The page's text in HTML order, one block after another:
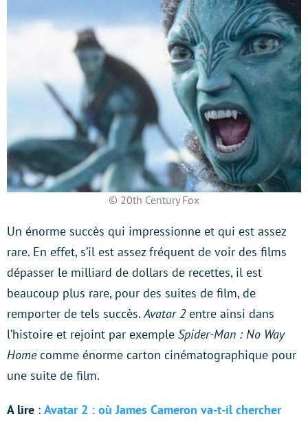
© 20th Century Fox
Un énorme succès qui impressionne et qui est assez
rare. En effet, s’il est assez fréquent de voir des films
dépasser le milliard de dollars de recettes, il est
beaucoup plus rare, pour des suites de film, de
remporter de tels succès.Avatar 2entre ainsi dans
l’histoire et rejoint par exemple Spider-Man : No Way
Homecomme énorme carton cinématographique pour
une suite de film.
A lire : Avatar 2 : où James Cameron va-t-il chercher